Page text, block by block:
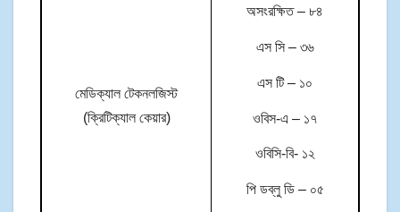
মেডিক্যাল টেকনলজিস্ট
(ক্রিটিক্যাল কেয়ার)
অসংরক্ষিত – ৮৪
এস সি – ৩৬
এস টি – ১০
ওবিস-এ – ১৭
ওবিসি-বি- ১২
পি ডব্লু ডি – ০৫